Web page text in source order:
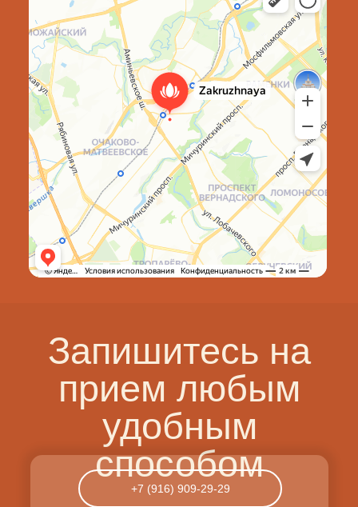
Запишитесь на
прием любым
удобным
способом
+7 (916) 909-29-29